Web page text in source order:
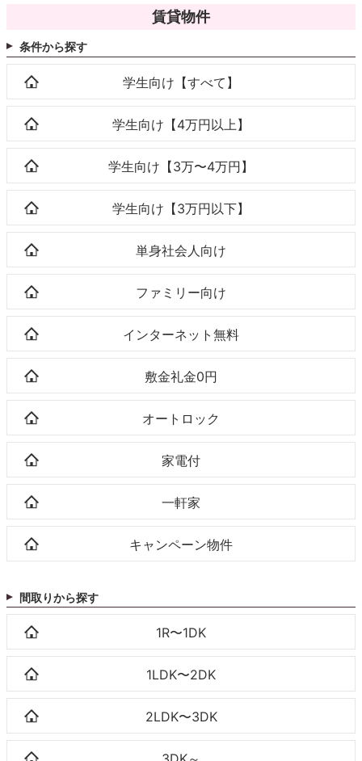
賃貸物件
条件から探す
学生向け【すべて】
学生向け【4万円以上】
学生向け【3万〜4万円】
学生向け【3万円以下】
単身社会人向け
ファミリー向け
インターネット無料
敷金礼金0円
オートロック
家電付
一軒家
キャンペーン物件
間取りから探す
1R〜1DK
1LDK〜2DK
2LDK〜3DK